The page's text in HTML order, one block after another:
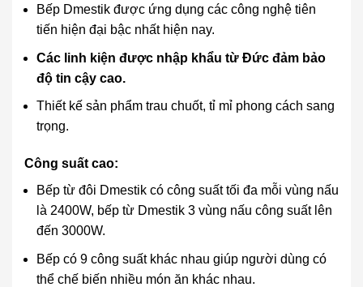
Bếp Dmestik được ứng dụng các công nghệ tiên
tiến hiện đại bậc nhất hiện nay.
Các linh kiện được nhập khẩu từ Đức đảm bảo
độ tin cậy cao.
Thiết kế sản phẩm trau chuốt, tỉ mỉ phong cách sang
trọng.
Công suất cao:
Bếp từ đôi Dmestik có công suất tối đa mỗi vùng nấu
là 2400W, bếp từ Dmestik 3 vùng nấu công suất lên
đến 3000W.
Bếp có 9 công suất khác nhau giúp người dùng có
thể chế biến nhiều món ăn khác nhau.